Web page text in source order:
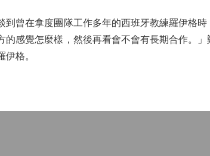
曾在拿度團隊工作多年的西班牙教練羅伊格時
的感覺怎麼樣，然後再看會不會有長期合作。
伊格。